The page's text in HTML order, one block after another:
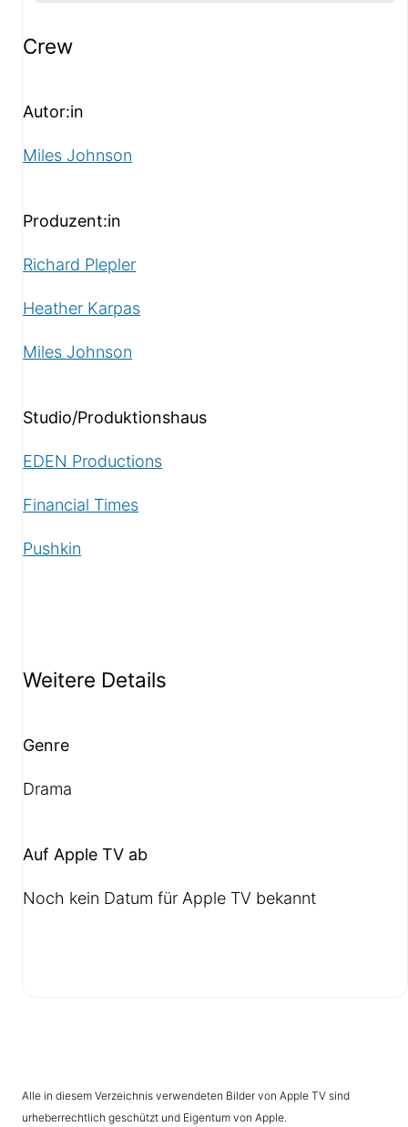
Crew
Autor:in
Miles Johnson
Produzent:in
Richard Plepler
Heather Karpas
Miles Johnson
Studio/Produktionshaus
EDEN Productions
Financial Times
Pushkin
Weitere Details
Genre
Drama
Auf Apple TV ab
Noch kein Datum für Apple TV bekannt
Alle in diesem Verzeichnis verwendeten Bilder von Apple TV sind
urheberrechtlich geschützt und Eigentum von Apple.